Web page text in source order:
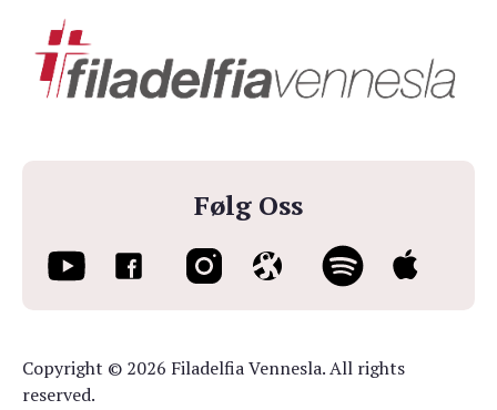
Følg Oss
Copyright © 2026 Filadelfia Vennesla. All rights
reserved.